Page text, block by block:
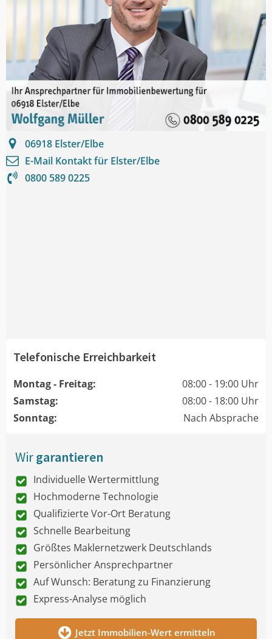
06918 Elster/Elbe
E-Mail Kontakt für Elster/Elbe
0800 589 0225
Telefonische Erreichbarkeit
Montag - Freitag:
08:00 - 19:00 Uhr
Samstag:
08:00 - 18:00 Uhr
Sonntag:
Nach Absprache
Wirgarantieren
Individuelle Wertermittlung
Hochmoderne Technologie
Qualifizierte Vor-Ort Beratung
Schnelle Bearbeitung
Größtes Maklernetzwerk Deutschlands
Persönlicher Ansprechpartner
Auf Wunsch: Beratung zu Finanzierung
Express-Analyse möglich
Jetzt Immobilien-Wert ermitteln